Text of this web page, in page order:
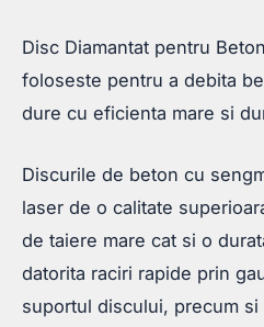
Disc Diamantat pentru
foloseste pentru a debita
dure cu eficienta mare si
Discurile de beton cu
laser de o calitate
de taiere mare cat si o
datorita raciri rapide prin
suportul discului, precum si